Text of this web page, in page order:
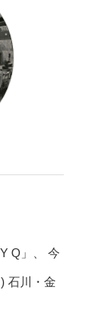
Q」、 今
川・金